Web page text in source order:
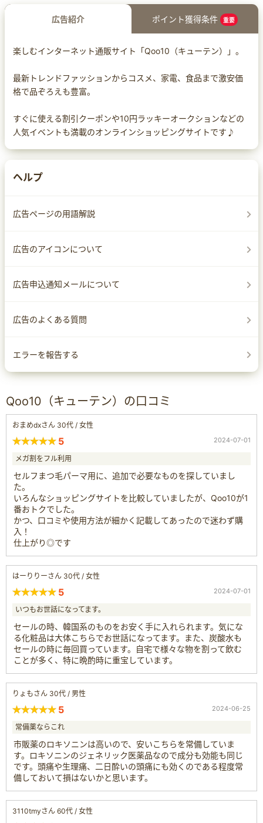
広告紹介 ポイント獲得条件 重要
楽しむインターネット通販サイト「Qoo10（キューテン）」。
最新トレンドファッションからコスメ、家電、食品まで激安価
格で品ぞろえも豊富。
すぐに使える割引クーポンや10円ラッキーオークションなどの
人気イベントも満載のオンラインショッピングサイトです♪
ヘルプ
広告ページの用語解説
広告のアイコンについて
広告申込通知メールについて
広告のよくある質問
エラーを報告する
Qoo10（キューテン）の口コミ
おまめdxさん 30代 / 女性
5 2024-07-01
メガ割をフル利用
セルフまつ毛パーマ用に、追加で必要なものを探していまし
た。
いろんなショッピングサイトを比較していましたが、Qoo10が1
番おトクでした。
かつ、口コミや使用方法が細かく記載してあったので迷わず購
入！
仕上がり◎です
はーりりーさん 30代 / 女性
5 2024-07-01
いつもお世話になってます。
セールの時、韓国系のものをお安く手に入れられます。気にな
る化粧品は大体こちらでお世話になってます。また、炭酸水も
セールの時に毎回買っています。自宅で様々な物を割って飲む
ことが多く、特に晩酌時に重宝しています。
りょもさん 30代 / 男性
5 2024-06-25
常備薬ならこれ
市販薬のロキソニンは高いので、安いこちらを常備していま
す。ロキソニンのジェネリック医薬品なので成分も効能も同じ
です。頭痛や生理痛、二日酔いの頭痛にも効くのである程度常
備しておいて損はないかと思います。
3110tmyさん 60代 / 女性